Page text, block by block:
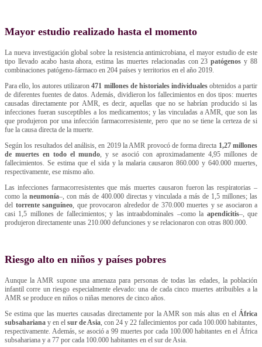
Mayor estudio realizado hasta el momento
La nueva investigación global sobre la resistencia antimicrobiana, el mayor estudio de este
tipo llevado acabo hasta ahora, estima las muertes relacionadas con 23 patógenos y 88
combinaciones patógeno-fármaco en 204 países y territorios en el año 2019.
Para ello, los autores utilizaron471 millones de historiales individualesobtenidos a partir
de diferentes fuentes de datos. Además, dividieron los fallecimientos en dos tipos: muertes
causadas directamente por AMR, es decir, aquellas que no se habrían producido si las
infecciones fueran susceptibles a los medicamentos; y las vinculadas a AMR, que son las
que produjeron por una infección farmacorresistente, pero que no se tiene la certeza de si
fue la causa directa de la muerte.
Según los resultados del análisis, en 2019 la AMR provocó de forma directa 1,27 millones
de muertes en todo el mundo, y se asoció con aproximadamente 4,95 millones de
fallecimientos. Se estima que el sida y la malaria causaron 860.000 y 640.000 muertes,
respectivamente, ese mismo año.
Las infecciones farmacorresistentes que más muertes causaron fueron las respiratorias –
como la neumonía–, con más de 400.000 directas y vinculada a más de 1,5 millones; las
del torrente sanguíneo, que provocaron alrededor de 370.000 muertes y se asociaron a
casi 1,5 millones de fallecimientos; y las intraabdominales –como la apendicitis–, que
produjeron directamente unas 210.000 defunciones y se relacionaron con otras 800.000.
Riesgo alto en niños y países pobres
Aunque la AMR supone una amenaza para personas de todas las edades, la población
infantil corre un riesgo especialmente elevado: una de cada cinco muertes atribuibles a la
AMR se produce en niños o niñas menores de cinco años.
Se estima que las muertes causadas directamente por la AMR son más altas en el África
subsahariana y en el sur de Asia, con 24 y 22 fallecimientos por cada 100.000 habitantes,
respectivamente. Además, se asoció a 99 muertes por cada 100.000 habitantes en el África
subsahariana y a 77 por cada 100.000 habitantes en el sur de Asia.